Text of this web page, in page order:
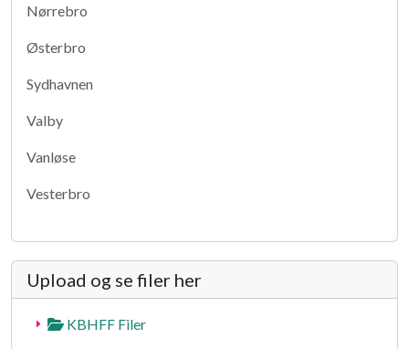
Nørrebro
Østerbro
Sydhavnen
Valby
Vanløse
Vesterbro
Upload og se filer her
KBHFF Filer